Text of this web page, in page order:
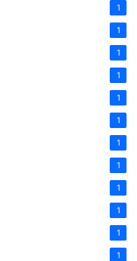
1
1
1
1
1
1
1
1
1
1
1
1